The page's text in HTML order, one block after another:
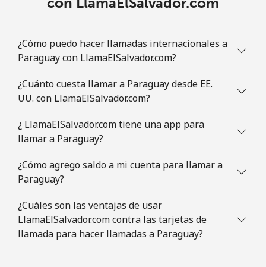
¿Cómo puedo hacer llamadas internacionales a
Paraguay con LlamaElSalvador.com?
¿Cuánto cuesta llamar a Paraguay desde EE.
UU. con LlamaElSalvador.com?
¿ LlamaElSalvador.com tiene una app para
llamar a Paraguay?
¿Cómo agrego saldo a mi cuenta para llamar a
Paraguay?
¿Cuáles son las ventajas de usar
LlamaElSalvador.com contra las tarjetas de
llamada para hacer llamadas a Paraguay?